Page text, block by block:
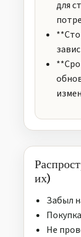
для
их)
Забыл
Не